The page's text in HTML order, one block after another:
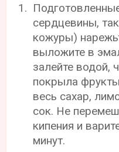
сердцевины,
кожуры)
выложите в
залейте водой,
покрыла
весь сахар,
сок. Не
кипения и
минут.